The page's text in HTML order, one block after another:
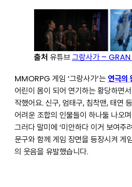
출처 유튜브그랑사가 – GRAN
MMORPG 게임 ‘그랑사가’는 연극의
어린이 몸이 되어 연기하는 황당하면
작했어요. 신구, 엄태구, 침착맨, 태연
어려운 조합의 인물들이 하나둘 나오
그러다 말미에 ‘미안하다 이거 보여주
문구와 함께 게임 장면을 등장시켜 게
의 웃음을 유발했습니다.